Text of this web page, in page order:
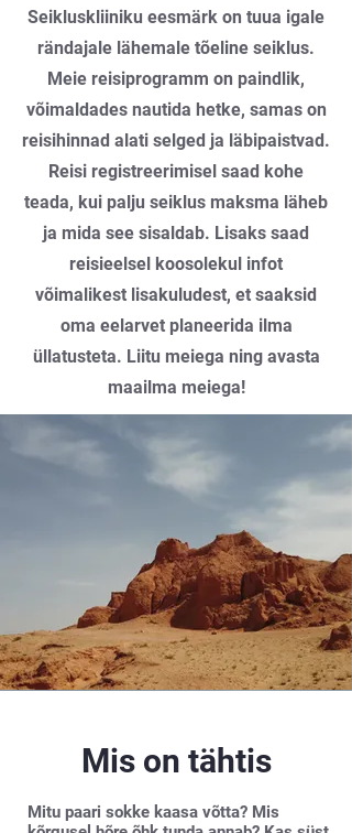
Seikluskliiniku eesmärk on tuua igale
rändajale lähemale tõeline seiklus.
Meie reisiprogramm on paindlik,
võimaldades nautida hetke, samas on
reisihinnad alati selged ja läbipaistvad.
Reisi registreerimisel saad kohe
teada, kui palju seiklus maksma läheb
ja mida see sisaldab. Lisaks saad
reisieelsel koosolekul infot
võimalikest lisakuludest, et saaksid
oma eelarvet planeerida ilma
üllatusteta. Liitu meiega ning avasta
maailma meiega!
Mis on tähtis
Mitu paari sokke kaasa võtta? Mis